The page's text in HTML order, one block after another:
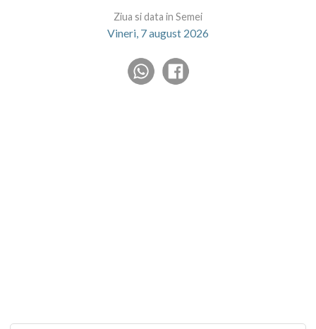
Ziua si data in Semei
Vineri, 7 august 2026